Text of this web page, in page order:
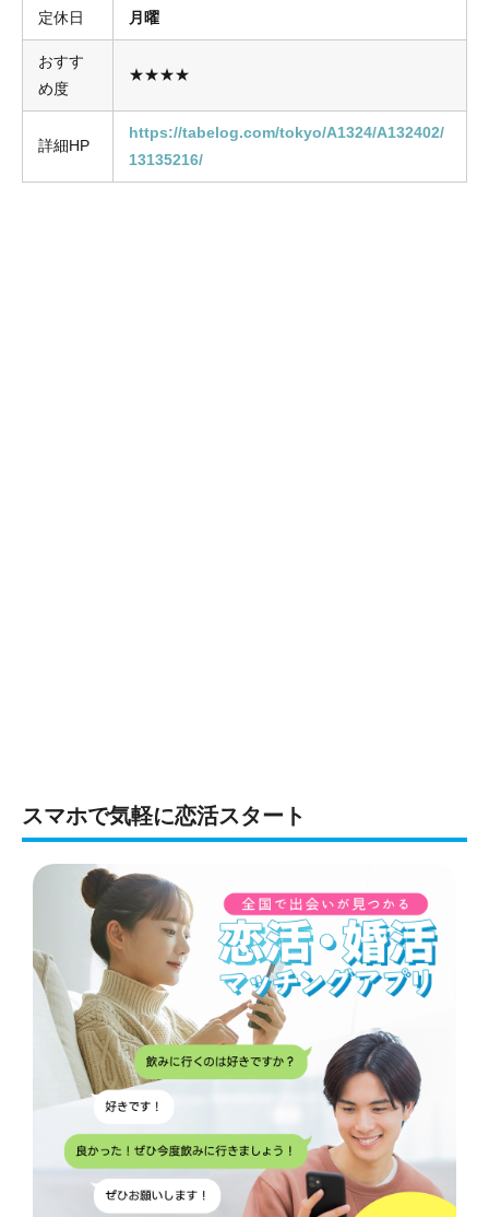
定休日 月曜
おすす
め度
★★★★
詳細HP
https://tabelog.com/tokyo/A1324/A132402/
13135216/
スマホで気軽に恋活スタート